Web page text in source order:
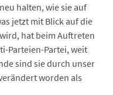
halten, wie sie auf
jetzt mit Blick auf die
hat beim Auftreten
Parteien-Partei, weit
sind sie durch unser
worden als